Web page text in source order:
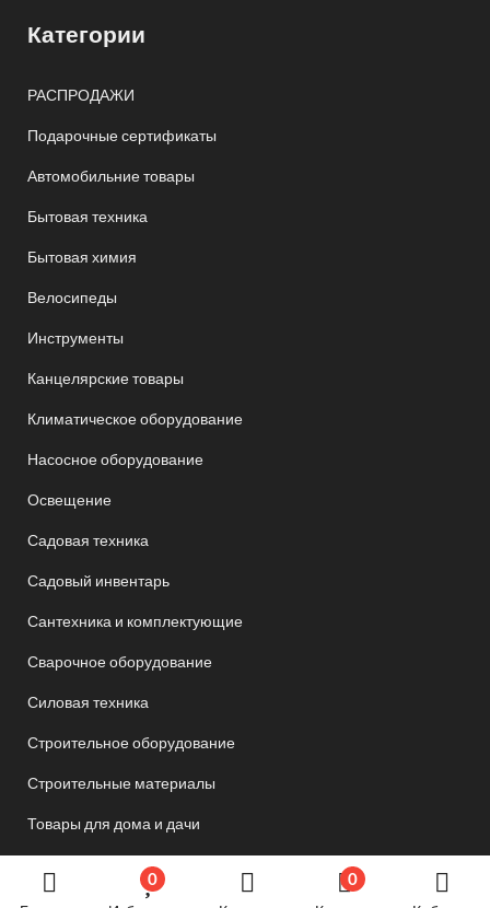
0 0
Категории
РАСПРОДАЖИ
Подарочные сертификаты
Автомобильние товары
Бытовая техника
Бытовая химия
Велосипеды
Инструменты
Канцелярские товары
Климатическое оборудование
Насосное оборудование
Освещение
Садовая техника
Садовый инвентарь
Сантехника и комплектующие
Сварочное оборудование
Силовая техника
Строительное оборудование
Строительные материалы
Товары для дома и дачи
Товары для спорта и отдыха
Хозяйственные товары